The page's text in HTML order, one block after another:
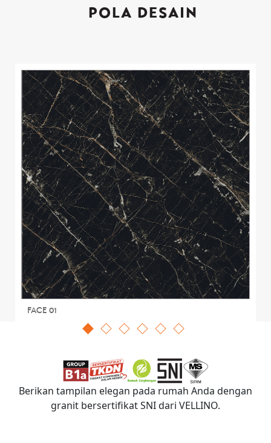
POLA DESAIN
FACE 01
Berikan tampilan elegan pada rumah Anda dengan
granit bersertifikat SNI dari VELLINO.